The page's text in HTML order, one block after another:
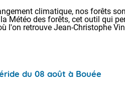
climatique, nos forêts
Météo des forêts, cet outil qui
l'on retrouve Jean-Christophe
du 08 août à Bouée